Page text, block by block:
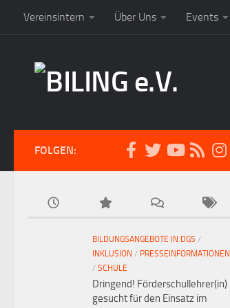
Vereinsintern Über Uns Events
FOLGEN:
BILDUNGSANGEBOTE IN DGS /
INKLUSION / PRESSEINFORMATIONEN
/ SCHULE
Dringend! Förderschullehrer(in)
gesucht für den Einsatz im